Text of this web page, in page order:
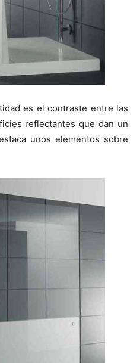
es el contraste entre las
reflectantes que dan un
unos elementos sobre